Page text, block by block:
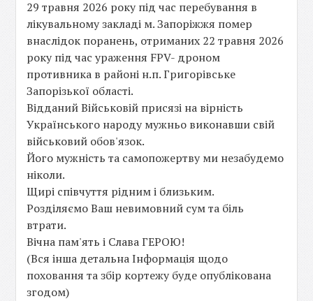
29 травня 2026 року під час перебування в
лікувальному закладі м. Запоріжжя помер
внаслідок поранень, отриманих 22 травня 2026
року під час ураження FPV- дроном
противника в районі н.п. Григорівське
Запорізької області.
Відданий Військовій присязі на вірність
Українського народу мужньо виконавши свій
військовий обов'язок.
Його мужність та самопожертву ми незабудемо
ніколи.
Щирі співчуття рідним і близьким.
Розділяємо Ваш невимовний сум та біль
втрати.
Вічна пам'ять і Слава ГЕРОЮ!
(Вся інша детальна Інформація щодо
поховання та збір кортежу буде опублікована
згодом)